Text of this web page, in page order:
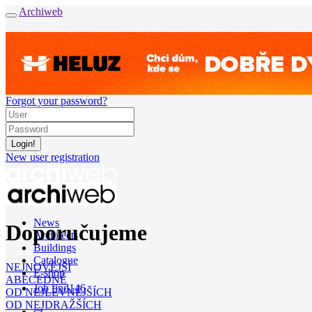
Archiweb
Forgot your password?
New user registration
News
Architects
Buildings
Catalogue
E-shop
Job find146
Doporučujeme
NEJNOVĚJŠÍ
ABECEDNĚ
OD NEJLEVNĚJŠÍCH
OD NEJDRAŽŠÍCH